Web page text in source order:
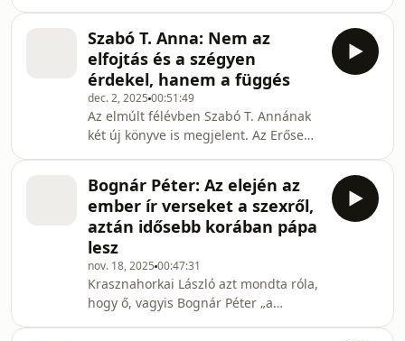
Magyarors
eredetileg német evangélikus szokás
volt, annyira már nem is meglepő.
Szerencsére miután Ferenc császár a
Hofburgban dísztetetett fát az
ünnepekre, a katolikus Bécs is
elfogadó lett a hagyományteremtő
szándék mellett. Morcsányi Elza
harmadik könyvében
Szabó T. Anna: Nem az
elfojtás és a szégyen
érdekel, hanem a függés
dec. 2, 2025 00:51:49
Az elmúlt félévben Szabó T. Annának
két új könyve is megjelent. Az Erősebb
önkontrollról, a Neked hoztam pedig
egy játékos hangú „adventi
versnaptár”. A József Attila-díjas
szerző mindkettőről mesél Nyáry
Krisztiánnak, aki egyebek mellett arról
is kérdezi, hogy a menekülés az
önvédelemmel vagy a szabadsággal
egyenlő-e inkább. Kiderül, ho
Bognár Péter: Az elején az
ember ír verseket a szexről,
aztán idősebb korában pápa
lesz
nov. 18, 2025 00:47:31
Krasznahorkai László azt mondta róla,
hogy ő, vagyis Bognár Péter „a